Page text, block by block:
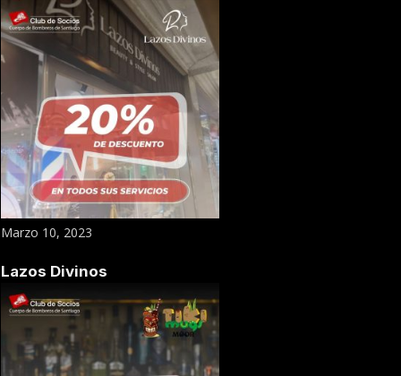
Marzo 10, 2023
Lazos Divinos